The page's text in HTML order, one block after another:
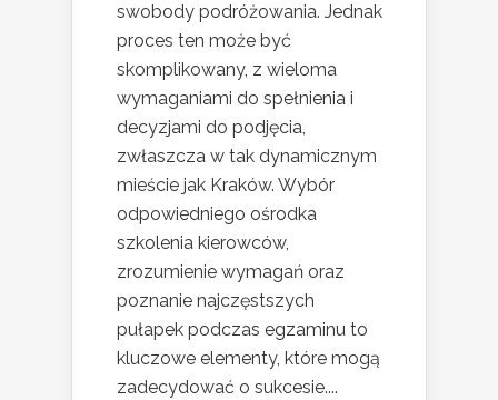
swobody podróżowania. Jednak
proces ten może być
skomplikowany, z wieloma
wymaganiami do spełnienia i
decyzjami do podjęcia,
zwłaszcza w tak dynamicznym
mieście jak Kraków. Wybór
odpowiedniego ośrodka
szkolenia kierowców,
zrozumienie wymagań oraz
poznanie najczęstszych
pułapek podczas egzaminu to
kluczowe elementy, które mogą
zadecydować o sukcesie....